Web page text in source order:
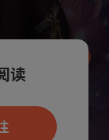
新用
读